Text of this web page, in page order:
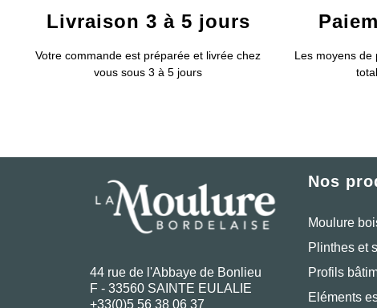
Livraison 3 à 5 jours
Votre commande est préparée et livrée chez
vous sous 3 à 5 jours
Les moyens de
44 rue de l'Abbaye de Bonlieu
F - 33560 SAINTE EULALIE
+33(0)5 56 38 06 37
Nos
Moulure
Plinthes et
Profils
Eléments